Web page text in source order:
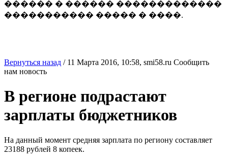
������ � ������ �������������
����������� ����� � ����.
Вернуться назад / 11 Марта 2016, 10:58, smi58.ru Сообщить
нам новость
В регионе подрастают
зарплаты бюджетников
На данный момент средняя зарплата по региону составляет
23188 рублей 8 копеек.